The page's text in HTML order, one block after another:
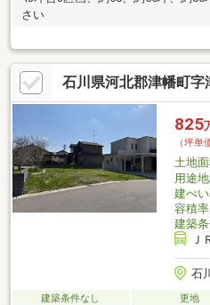
さい
石川県河北郡津幡町字
825
（坪単
土地
用途
建ぺ
容積率
建築
石
建築条件なし 更地